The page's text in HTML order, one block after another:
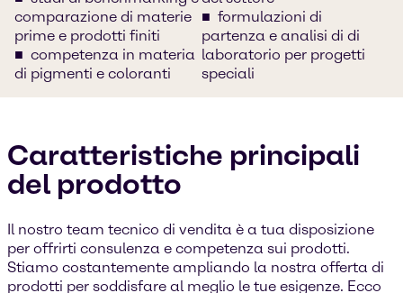
comparazione di materie
prime e prodotti finiti
competenza in materia
di pigmenti e coloranti
formulazioni di
partenza e analisi di di
laboratorio per progetti
speciali
Caratteristiche principali
del prodotto
Il nostro team tecnico di vendita è a tua disposizione
per offrirti consulenza e competenza sui prodotti.
Stiamo costantemente ampliando la nostra offerta di
prodotti per soddisfare al meglio le tue esigenze. Ecco